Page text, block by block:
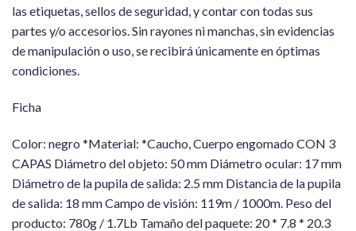
las etiquetas, sellos de seguridad, y contar con todas sus
partes y/o accesorios. Sin rayones ni manchas, sin evidencias
de manipulación o uso, se recibirá únicamente en óptimas
condiciones.
Ficha
Color: negro *Material: *Caucho, Cuerpo engomado CON 3
CAPAS Diámetro del objeto: 50 mm Diámetro ocular: 17 mm
Diámetro de la pupila de salida: 2.5 mm Distancia de la pupila
de salida: 18 mm Campo de visión: 119m / 1000m. Peso del
producto: 780g / 1.7Lb Tamaño del paquete: 20 * 7.8 * 20.3